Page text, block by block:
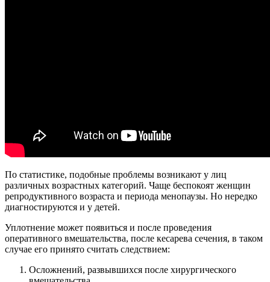
По статистике, подобные проблемы возникают у лиц
различных возрастных категорий. Чаще беспокоят женщин
репродуктивного возраста и периода менопаузы. Но нередко
диагностируются и у детей.
Уплотнение может появиться и после проведения
оперативного вмешательства, после кесарева сечения, в таком
случае его принято считать следствием:
Осложнений, развывшихся после хирургического